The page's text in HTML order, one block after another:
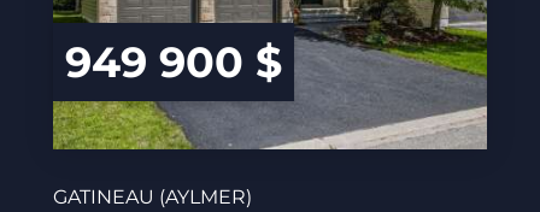
949 900 $
GATINEAU (AYLMER)